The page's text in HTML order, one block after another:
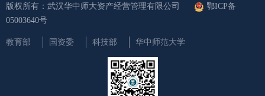
版权所有：武汉华中师大资产经营管理有限公司
鄂ICP备
05003640号
教育部 国资委 科技部 华中师范大学